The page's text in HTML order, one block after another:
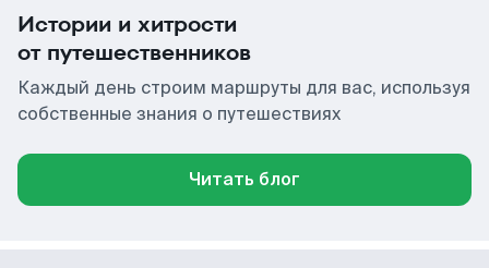
Истории и хитрости
от путешественников
Каждый день строим маршруты для вас, используя
собственные знания о путешествиях
Читать блог